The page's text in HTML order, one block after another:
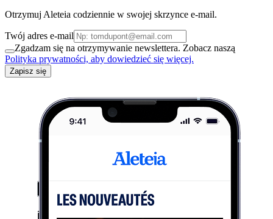
Otrzymuj Aleteia codziennie w swojej skrzynce e-mail.
Twój adres e-mail
Zgadzam się na otrzymywanie newslettera. Zobacz naszą
Polityka prywatności, aby dowiedzieć się więcej.
Zapisz się